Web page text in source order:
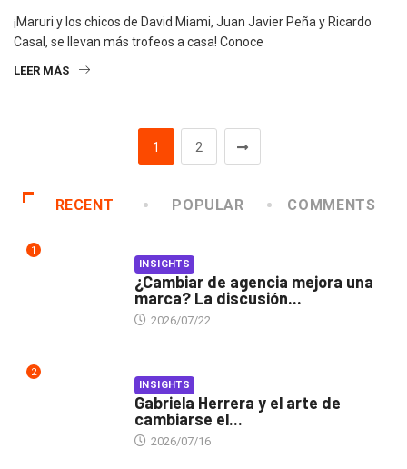
¡Maruri y los chicos de David Miami, Juan Javier Peña y Ricardo
Casal, se llevan más trofeos a casa! Conoce
LEER MÁS
1 2
RECENT POPULAR COMMENTS
1
INSIGHTS
¿Cambiar de agencia mejora una
marca? La discusión...
2026/07/22
2
INSIGHTS
Gabriela Herrera y el arte de
cambiarse el...
2026/07/16